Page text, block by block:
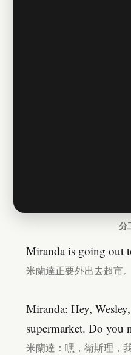
分
Miranda is going out
米蘭達正要外出去超市。
Miranda: Hey,
supermarket. Do you
米蘭達：嘿，衛斯理，